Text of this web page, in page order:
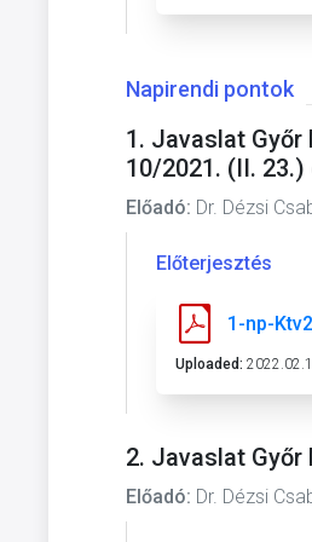
Napirendi pontok
1. Javaslat
10/2021. (II.
Előadó: Dr. Dézsi
Előterjesztés
1-np-
Uploaded:
2. Javaslat
Előadó: Dr. Dézsi